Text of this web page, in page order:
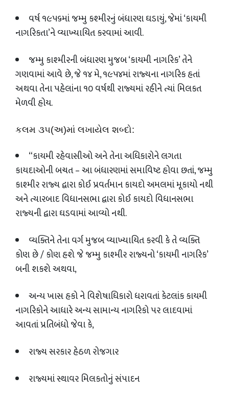
વર્ષ ૧૯૫૬માં જમ્મુ કશ્મીરનું બંધારણ ઘડાયું,જેમાં ‘કાયમી
નાગરિકતા’ને વ્યાખ્યાયિત કરવામાં આવી.
જમ્મુ કાશ્મીરની બંધારણ મુજબ ‘કાયમી નાગરિક’ તેને
ગણવામાં આવે છે,જે ૧૪ મે,૧૯૫૪માં રાજ્યના નાગરિક હતાં
અથવા તેના પહેલાંના ૧૦ વર્ષથી રાજ્યમાં રહીને ત્યાં મિલકત
મેળવી હોય.
કલમ ૩૫(અ)માં લખાયેલ શબ્દો:
“કાયમી રહેવાસીઓ અને તેના અધિકારોને લગતા
કાયદાઓની બચત – આ બંધારણમાં સમાવિષ્ટ હોવા છતાં,જમ્મુ
કાશ્મીર રાજ્ય દ્વારા કોઈ પ્રવર્તમાન કાયદો અમલમાં મૂકાયો નથી
અને ત્યારબાદ વિધાનસભા દ્વારા કોઈ કાયદો વિધાનસભા
રાજ્યની દ્વારા ઘડવામાં આવ્યો નથી.
વ્યક્તિને તેના વર્ગ મુજબ વ્યાખ્યાયિત કરવી કે તે વ્યક્તિ
કોણ છે / કોણ હશે જે જમ્મુ કાશ્મીર રાજ્યનો ‘કાયમી નાગરિક’
બની શકશે અથવા,
અન્ય ખાસ હકો ને વિશેષાધિકારો ધરાવતાં કેટલાંક કાયમી
નાગરિકોને આધારે અન્ય સામાન્ય નાગરિકો પર લાદવામાં
આવતાં પ્રતિબંધો જેવા કે,
રાજ્ય સરકાર હેઠળ રોજગાર
રાજ્યમાં સ્થાવર મિલકતોનું સંપાદન